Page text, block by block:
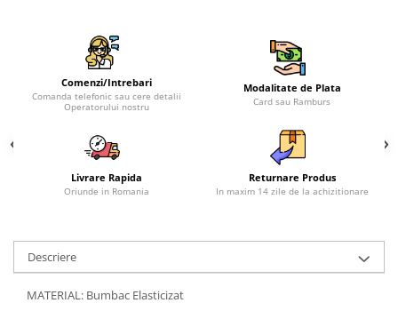
Comenzi/Intrebari
Comanda telefonic sau cere detalii
Operatorului nostru
Modalitate de Plata
Card sau Ramburs
Livrare Rapida
Oriunde in Romania
Returnare Produs
In maxim 14 zile de la achizitionare
Descriere
MATERIAL: Bumbac Elasticizat